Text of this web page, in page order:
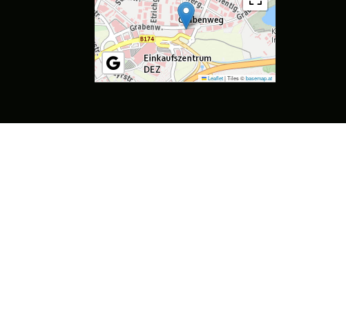
Leaflet|Tiles ©basemap.at